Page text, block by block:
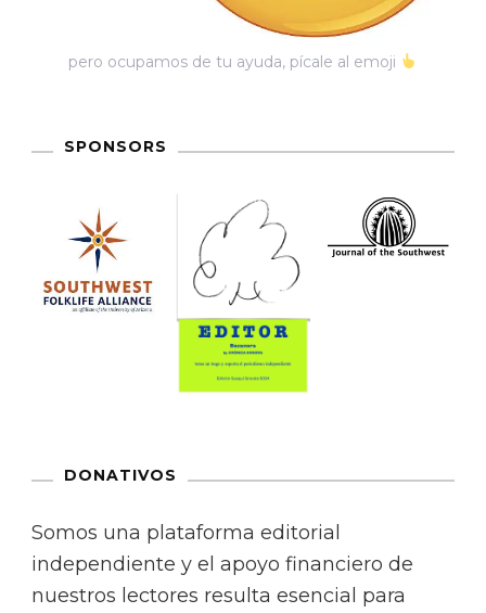
pero ocupamos de tu ayuda, pícale al emoji
SPONSORS
DONATIVOS
Somos una plataforma editorial
independiente y el apoyo financiero de
nuestros lectores resulta esencial para